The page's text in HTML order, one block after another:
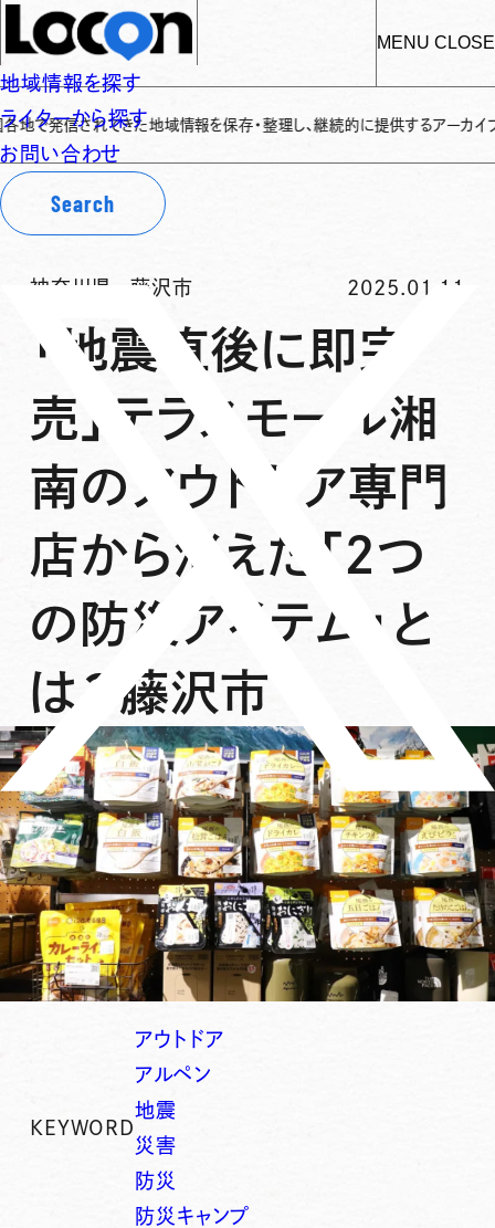
MENU CLOSE
地域情報を探す
ライターから探す
お問い合わせ
Search
てきた地域情報を保存・整理し、継続的に提供するアーカイブサイトです✌
神奈川県 藤沢市 2025.01.11
「地震直後に即完
売」テラスモール湘
南のアウトドア専門
店から消えた「2つ
の防災アイテム」と
は？藤沢市
KEYWORD
アウトドア
アルペン
地震
災害
防災
防災キャンプ